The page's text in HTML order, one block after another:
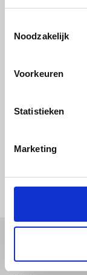
Noodzakelijk
Voorkeuren
Statistieken
Marketing
NATUREL
check_circleKlanten geven
Kunststof